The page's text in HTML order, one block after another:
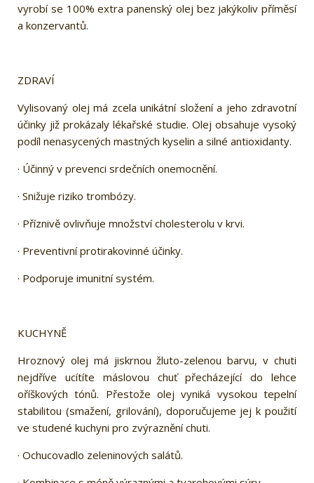
vyrobí se 100% extra panenský olej bez jakýkoliv příměsí
a konzervantů.
ZDRAVÍ
Vylisovaný olej má zcela unikátní složení a jeho zdravotní
účinky již prokázaly lékařské studie. Olej obsahuje vysoký
podíl nenasycených mastných kyselin a silné antioxidanty.
· Účinný v prevenci srdečních onemocnění.
· Snižuje riziko trombózy.
· Příznivě ovlivňuje množství cholesterolu v krvi.
· Preventivní protirakovinné účinky.
· Podporuje imunitní systém.
KUCHYNĚ
Hroznový olej má jiskrnou žluto-zelenou barvu, v chuti
nejdříve ucítíte máslovou chuť přecházející do lehce
oříškových tónů. Přestože olej vyniká vysokou tepelní
stabilitou (smažení, grilování), doporučujeme jej k použití
ve studené kuchyni pro zvýraznění chuti.
· Ochucovadlo zeleninových salátů.